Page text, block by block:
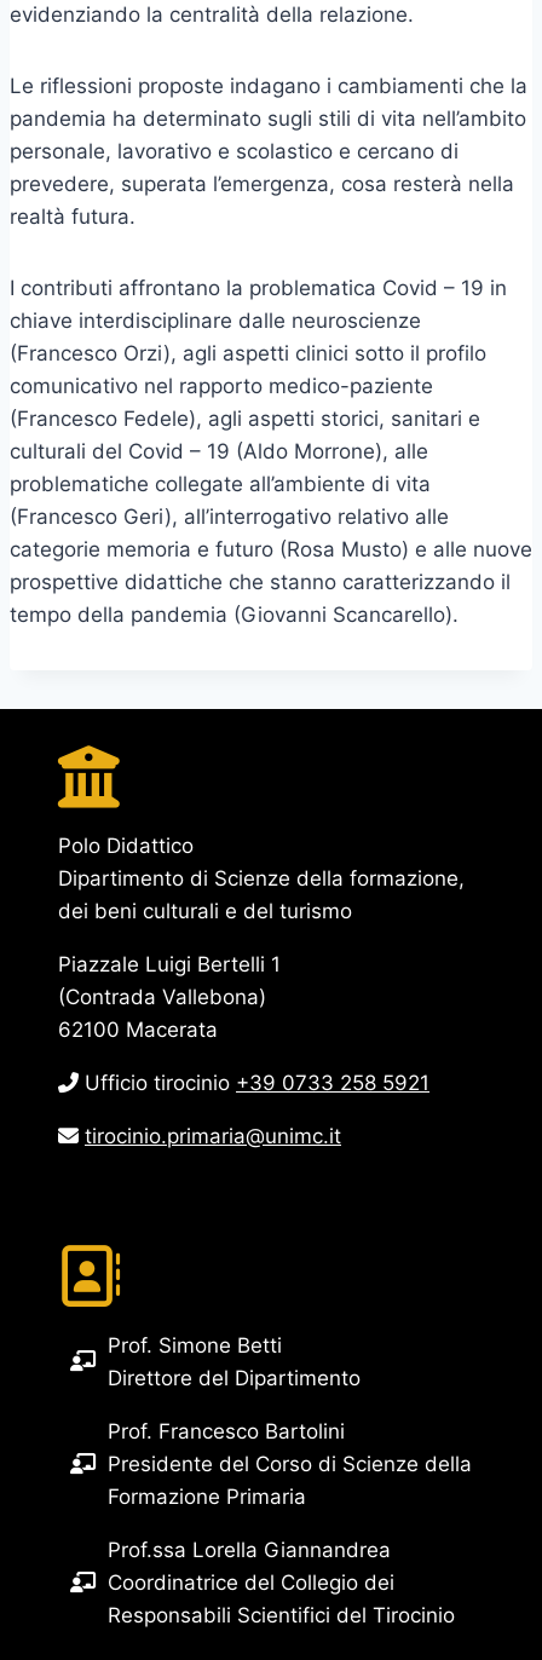
evidenziando la centralità della relazione.
Le riflessioni proposte indagano i cambiamenti che la
pandemia ha determinato sugli stili di vita nell’ambito
personale, lavorativo e scolastico e cercano di
prevedere, superata l’emergenza, cosa resterà nella
realtà futura.
I contributi affrontano la problematica Covid – 19 in
chiave interdisciplinare dalle neuroscienze
(Francesco Orzi), agli aspetti clinici sotto il profilo
comunicativo nel rapporto medico-paziente
(Francesco Fedele), agli aspetti storici, sanitari e
culturali del Covid – 19 (Aldo Morrone), alle
problematiche collegate all’ambiente di vita
(Francesco Geri), all’interrogativo relativo alle
categorie memoria e futuro (Rosa Musto) e alle nuove
prospettive didattiche che stanno caratterizzando il
tempo della pandemia (Giovanni Scancarello).
Polo Didattico
Dipartimento di Scienze della formazione,
dei beni culturali e del turismo
Piazzale Luigi Bertelli 1
(Contrada Vallebona)
62100 Macerata
Ufficio tirocinio +39 0733 258 5921
tirocinio.primaria@unimc.it
Prof. Simone Betti
Direttore del Dipartimento
Prof. Francesco Bartolini
Presidente del Corso di Scienze della
Formazione Primaria
Prof.ssa Lorella Giannandrea
Coordinatrice del Collegio dei
Responsabili Scientifici del Tirocinio